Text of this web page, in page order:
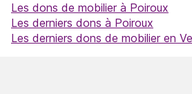
Les dons de mobilier à Poiroux
Les derniers dons à Poiroux
Les derniers dons de mobilier en